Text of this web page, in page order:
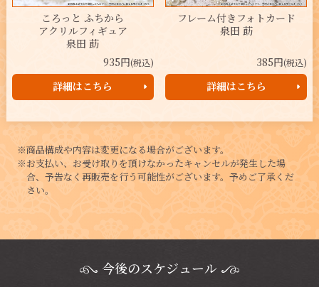
ころっと ふちから
アクリルフィギュア
泉田 莇
935円(税込)
詳細はこちら
フレーム付きフォトカード
泉田 莇
385円(税込)
詳細はこちら
※商品構成や内容は変更になる場合がございます。
※お支払い、お受け取りを頂けなかったキャンセルが発生した場
合、予告なく再販売を行う可能性がございます。予めご了承くだ
さい。
今後のスケジュール